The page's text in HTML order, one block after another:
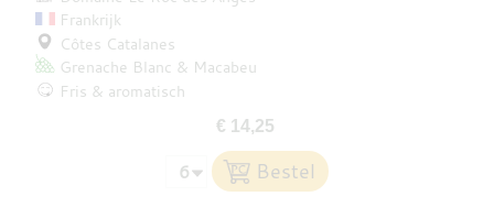
Frankrijk
Côtes Catalanes
Grenache Blanc
Macabeu
Fris & aromatisch
€ 14,25